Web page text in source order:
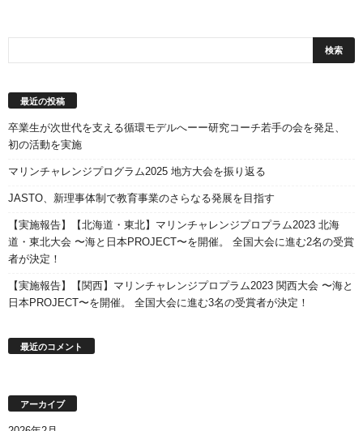
最近の投稿
卒業生が次世代を支える循環モデルへーー研究コーチ若手の会を発足、
初の活動を実施
マリンチャレンジプログラム2025 地方大会を振り返る
JASTO、新理事体制で教育事業のさらなる発展を目指す
【実施報告】【北海道・東北】マリンチャレンジプロプラム2023 北海
道・東北大会 〜海と日本PROJECT〜を開催。 全国大会に進む2名の受賞
者が決定！
【実施報告】【関西】マリンチャレンジプロプラム2023 関西大会 〜海と
日本PROJECT〜を開催。 全国大会に進む3名の受賞者が決定！
最近のコメント
アーカイブ